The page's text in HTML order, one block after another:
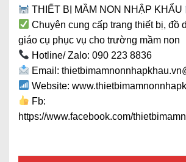
THIẾT BỊ MẦM NON NHẬP KHẨU
Chuyên cung cấp trang thiết bị, đồ
giáo cụ phục vụ cho trường mầm non
Hotline/ Zalo: 090 223 8836
Email:
Website:
Fb:
https://www.facebook.com/